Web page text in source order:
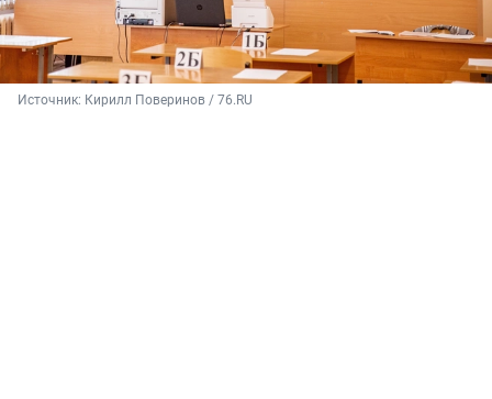
Источник: Кирилл Поверинов / 76.RU